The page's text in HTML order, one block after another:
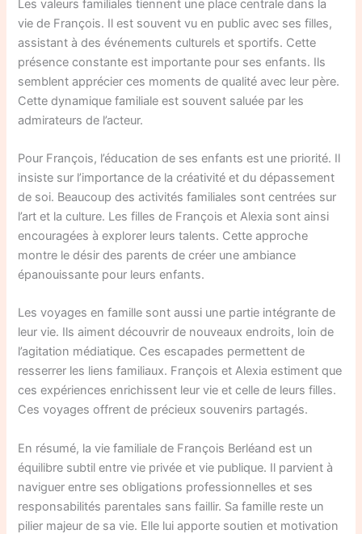
Les valeurs familiales tiennent une place centrale dans la
vie de François. Il est souvent vu en public avec ses filles,
assistant à des événements culturels et sportifs. Cette
présence constante est importante pour ses enfants. Ils
semblent apprécier ces moments de qualité avec leur père.
Cette dynamique familiale est souvent saluée par les
admirateurs de l’acteur.
Pour François, l’éducation de ses enfants est une priorité. Il
insiste sur l’importance de la créativité et du dépassement
de soi. Beaucoup des activités familiales sont centrées sur
l’art et la culture. Les filles de François et Alexia sont ainsi
encouragées à explorer leurs talents. Cette approche
montre le désir des parents de créer une ambiance
épanouissante pour leurs enfants.
Les voyages en famille sont aussi une partie intégrante de
leur vie. Ils aiment découvrir de nouveaux endroits, loin de
l’agitation médiatique. Ces escapades permettent de
resserrer les liens familiaux. François et Alexia estiment que
ces expériences enrichissent leur vie et celle de leurs filles.
Ces voyages offrent de précieux souvenirs partagés.
En résumé, la vie familiale de François Berléand est un
équilibre subtil entre vie privée et vie publique. Il parvient à
naviguer entre ses obligations professionnelles et ses
responsabilités parentales sans faillir. Sa famille reste un
pilier majeur de sa vie. Elle lui apporte soutien et motivation